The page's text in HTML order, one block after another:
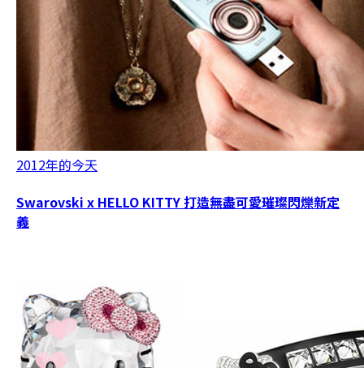
2012年的今天
Swarovski x HELLO KITTY 打造無盡可愛璀璨閃爍新定
義